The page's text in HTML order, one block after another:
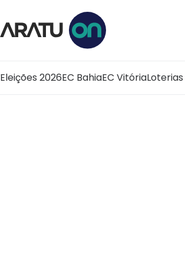
Eleições 2026EC BahiaEC VitóriaLoterias